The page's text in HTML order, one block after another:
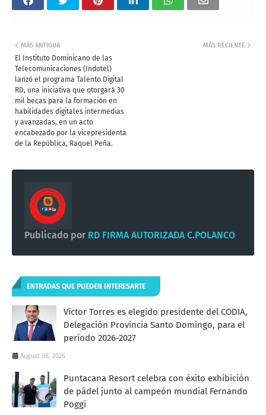
MÁS RECIENTE
MÁS ANTIGUA
El Instituto Dominicano de las
Telecomunicaciones (Indotel)
lanzó el programa Talento Digital
RD, una iniciativa que otorgará 30
mil becas para la formación en
habilidades digitales intermedias
y avanzadas, en un acto
encabezado por la vicepresidenta
de la República, Raquel Peña.
Publicado por RD FIRMA AUTORIZADA C.POLANCO
ENTRADAS QUE PUEDEN INTERESARTE
Víctor Torres es elegido presidente del CODIA,
Delegación Provincia Santo Domingo, para el
período 2026-2027
August 08, 2026
Puntacana Resort celebra con éxito exhibición
de pádel junto al campeón mundial Fernando
Poggi